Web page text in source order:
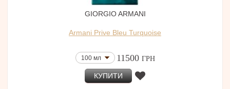
GIORGIO ARMANI
Armani Prive Bleu Turquoise
100 мл 11500 ГРН
КУПИТИ